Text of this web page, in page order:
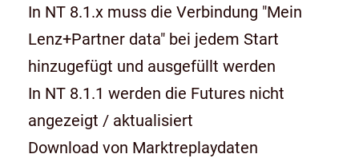
In NT 8.1.x muss die Verbindung "Mein
Lenz+Partner data" bei jedem Start
hinzugefügt und ausgefüllt werden
In NT 8.1.1 werden die Futures nicht
angezeigt / aktualisiert
Download von Marktreplaydaten